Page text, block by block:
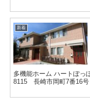
新着
多機能ホーム ハートぽっ
8115 長崎市岡町7番16